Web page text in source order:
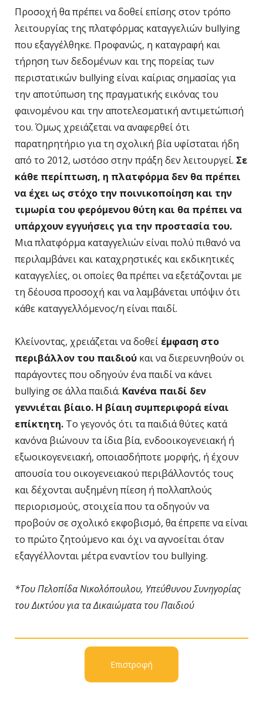
Προσοχή θα πρέπει να δοθεί επίσης στον τρόπο
λειτουργίας της πλατφόρμας καταγγελιών bullying
που εξαγγέλθηκε. Προφανώς, η καταγραφή και
τήρηση των δεδομένων και της πορείας των
περιστατικών bullying είναι καίριας σημασίας για
την αποτύπωση της πραγματικής εικόνας του
φαινομένου και την αποτελεσματική αντιμετώπισή
του. Όμως χρειάζεται να αναφερθεί ότι
παρατηρητήριο για τη σχολική βία υφίσταται ήδη
από το 2012, ωστόσο στην πράξη δεν λειτουργεί. Σε
κάθε περίπτωση, η πλατφόρμα δεν θα πρέπει
να έχει ως στόχο την ποινικοποίηση και την
τιμωρία του φερόμενου θύτη και θα πρέπει να
υπάρχουν εγγυήσεις για την προστασία του.
Μια πλατφόρμα καταγγελιών είναι πολύ πιθανό να
περιλαμβάνει και καταχρηστικές και εκδικητικές
καταγγελίες, οι οποίες θα πρέπει να εξετάζονται με
τη δέουσα προσοχή και να λαμβάνεται υπόψιν ότι
κάθε καταγγελλόμενος/η είναι παιδί.
Κλείνοντας, χρειάζεται να δοθεί έμφαση στο
περιβάλλον του παιδιού και να διερευνηθούν οι
παράγοντες που οδηγούν ένα παιδί να κάνει
bullying σε άλλα παιδιά. Κανένα παιδί δεν
γεννιέται βίαιο. Η βίαιη συμπεριφορά είναι
επίκτητη. Το γεγονός ότι τα παιδιά θύτες κατά
κανόνα βιώνουν τα ίδια βία, ενδοοικογενειακή ή
εξωοικογενειακή, οποιασδήποτε μορφής, ή έχουν
απουσία του οικογενειακού περιβάλλοντός τους
και δέχονται αυξημένη πίεση ή πολλαπλούς
περιορισμούς, στοιχεία που τα οδηγούν να
προβούν σε σχολικό εκφοβισμό, θα έπρεπε να είναι
το πρώτο ζητούμενο και όχι να αγνοείται όταν
εξαγγέλλονται μέτρα εναντίον του bullying.
*Του Πελοπίδα Νικολόπουλου, Υπεύθυνου Συνηγορίας
του Δικτύου για τα Δικαιώματα του Παιδιού
Επιστροφή